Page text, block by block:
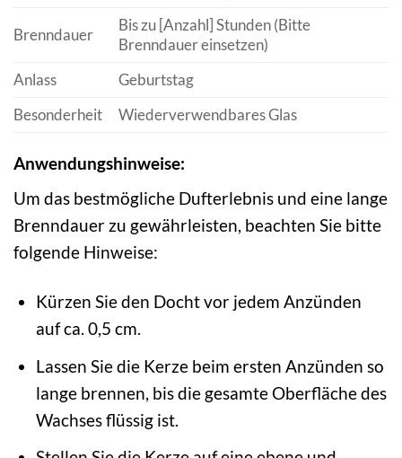
Brenndauer
Bis zu [Anzahl] Stunden (Bitte
Brenndauer einsetzen)
Anlass
Geburtstag
Besonderheit
Wiederverwendbares Glas
Anwendungshinweise:
Um das bestmögliche Dufterlebnis und eine lange
Brenndauer zu gewährleisten, beachten Sie bitte
folgende Hinweise:
Kürzen Sie den Docht vor jedem Anzünden
auf ca. 0,5 cm.
Lassen Sie die Kerze beim ersten Anzünden so
lange brennen, bis die gesamte Oberfläche des
Wachses flüssig ist.